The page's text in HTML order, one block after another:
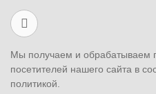
Мы получаем и обрабатываем
посетителей нашего сайта в
политикой.